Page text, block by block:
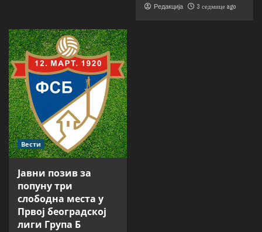
Редакција 3 седмице ago
Вести
Јавни позив за
попуну три
слободна места у
Првој београдској
лиги Група Б